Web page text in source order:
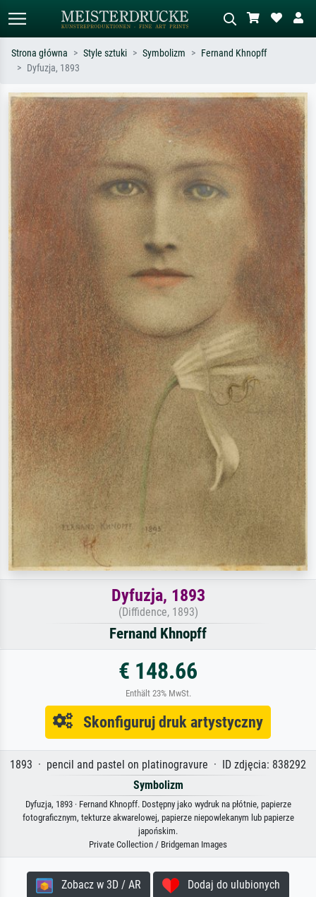
Szukaj wg artysty, tytułu lub stylu – np.
Monet, Gwiaździsta noc,
impresjonizm, fala Hokusaia, akt.
Opisz scenę – np. zielona łąka,
abstrakcja z czerwienią, ciemny olej,
stojący akt obok drzewa.
Strona główna Style sztuki Symbolizm
Fernand Khnopff
Dyfuzja, 1893
Dyfuzja, 1893
(Diffidence, 1893)
Fernand Khnopff
€ 148.66
Enthält 23% MwSt.
Skonfiguruj druk artystyczny
1893 · pencil and pastel on platinogravure · ID zdjęcia: 838292
Symbolizm
Dyfuzja, 1893 · Fernand Khnopff. Dostępny jako wydruk na płótnie, papierze
fotograficznym, tekturze akwarelowej, papierze niepowlekanym lub papierze
japońskim.
Private Collection / Bridgeman Images
Zobacz w 3D / AR Dodaj do ulubionych